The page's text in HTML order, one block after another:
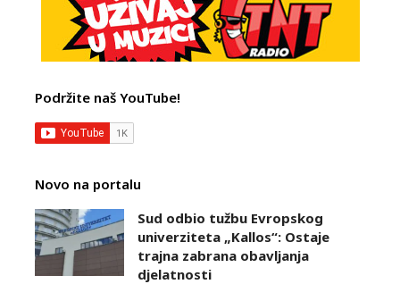
Podržite naš YouTube!
Novo na portalu
Sud odbio tužbu Evropskog
univerziteta „Kallos“: Ostaje
trajna zabrana obavljanja
djelatnosti